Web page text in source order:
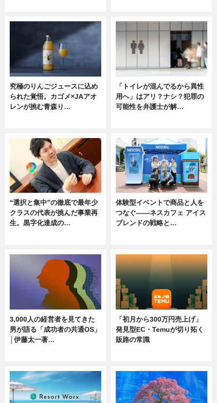
究極のりんごジュースに込め
られた覚悟。カゴメ×JAアオ
レンが挑む青森り…
「トイレが混んでるから異性
用へ」はアリ？ナシ？犯罪の
可能性を弁護士が解…
“選択と集中”の徹底で最年少
クラスの代表が挑んだ事業再
生。黒字化達成の…
体験型イベントで商品と人を
つなぐ――ネスカフェ アイス
ブレンドの戦略と…
3,000人の経営者を見てきた
男が語る「成功者の共通OS」
│伊藤太一著…
「初月から300万円売上げ」
発見型EC・Temuが切り拓く
販路の常識